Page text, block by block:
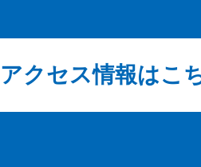
アクセス情報はこ